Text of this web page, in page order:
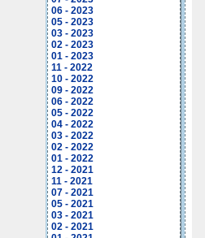
06 - 2023
05 - 2023
03 - 2023
02 - 2023
01 - 2023
11 - 2022
10 - 2022
09 - 2022
06 - 2022
05 - 2022
04 - 2022
03 - 2022
02 - 2022
01 - 2022
12 - 2021
11 - 2021
07 - 2021
05 - 2021
03 - 2021
02 - 2021